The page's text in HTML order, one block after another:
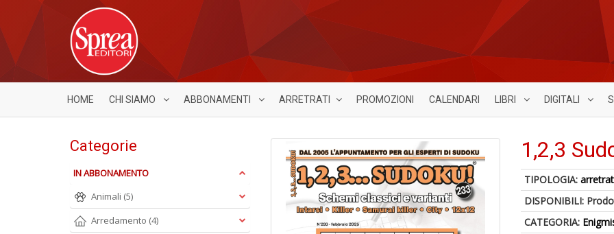
HOME CHI SIAMO ABBONAMENTI ARRETRATI PROMOZIONI CALENDARI LIBRI DIGITALI
1,2,3
TIPOLOGIA:
DISPONIBILI:
CATEGORIA:
Categorie
IN ABBONAMENTO
Animali (5)
Arredamento (4)